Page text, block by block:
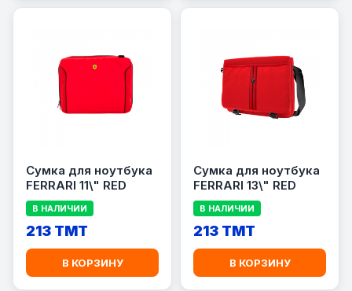
Сумка для ноутбука
FERRARI 11\" RED
В НАЛИЧИИ
213 TMT
В КОРЗИНУ
Сумка для ноутбука
FERRARI 13\" RED
В НАЛИЧИИ
213 TMT
В КОРЗИНУ